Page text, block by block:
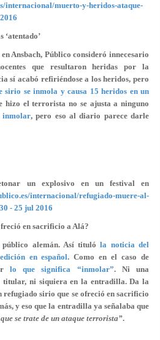
internacional/muerto-y-heridos-ataque-
‘atentado’
Ansbach, Público consideró innecesario
que resultaron heridas por la
sí acabó refiriéndose a los heridos, pero
sirio se inmola y causa 15 heridos en un
hizo el terrorista no se ajusta a ninguno
inmolar, pero eso al diario parece darle
un explosivo en un festival en
internacional/refugiado-muere-al-
- 25 jul 2016
en sacrificio a Alá?
público alemán. Así titulóla noticia del
en español. Como en el caso de
lo que significa “inmolar”. Ni una
titular, ni siquiera en la entradilla.Da la
refugiado sirio que se ofreció en sacrificio
y eso que la entradilla ya señalaba que
se trate de un ataque terrorista”.